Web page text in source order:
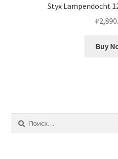
Styx Lampendocht
₽
Buy
Найти: